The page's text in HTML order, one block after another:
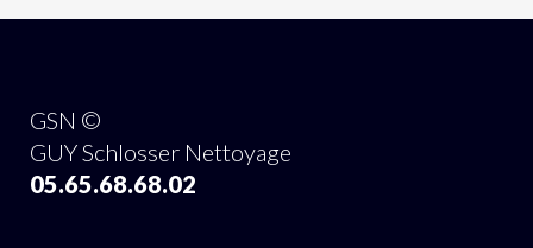
GSN ©
GUY Schlosser Nettoyage
05.65.68.68.02